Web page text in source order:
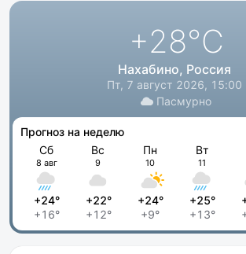
+28°C
Нахабино, Россия
Пт, 7 август 2026, 15:00
Пасмурно
Прогноз на неделю
Сб
8 авг
+24°
+16°
Вс
9
+22°
+12°
Пн
10
+24°
+9°
Вт
11
+25°
+13°